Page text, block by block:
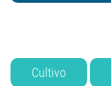
Cultivo